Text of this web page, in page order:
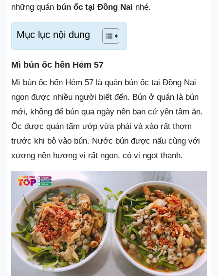
những quán bún ốc tại Đồng Nai nhé.
Mục lục nội dung
Mì bún ốc hến Hẻm 57
Mì bún ốc hến Hẻm 57 là quán bún ốc tại Đồng Nai
ngon được nhiều người biết đến. Bún ở quán là bún
mới, không để bún qua ngày nên bạn cứ yên tâm ăn.
Ốc được quán tẩm ướp vừa phải và xào rất thơm
trước khi bỏ vào bún. Nước bún được nấu cùng với
xương nên hương vị rất ngon, có vị ngọt thanh.